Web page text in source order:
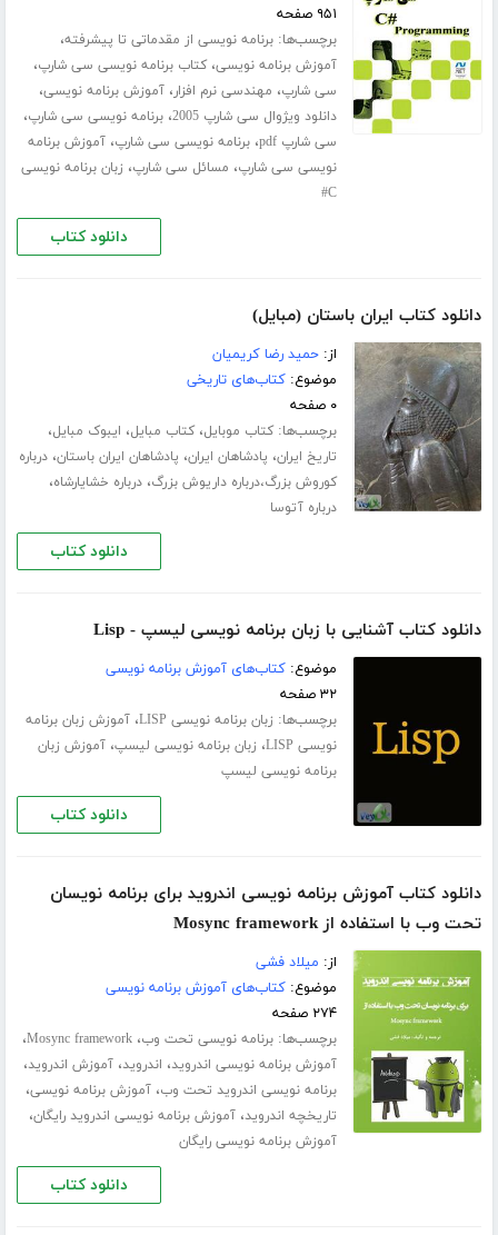
۹۵۱ صفحه
برچسب‌ها:برنامه نویسی از مقدماتی تا پیشرفته،
آموزش برنامه نویسی،کتاب برنامه نویسی سی شارپ،
سی شارپ، مهندسی نرم افزار،آموزش برنامه نویسی،
دانلود ویژوال سی شارپ 2005 ،برنامه نویسی سی شارپ،
سی شارپ pdf ،برنامه نویسی سی شارپ،آموزش برنامه
نویسی سی شارپ، مسائل سی شارپ، زبان برنامه نویسی
C#
دانلود کتاب
دانلود کتاب ایران باستان (مبایل)
از:حمید رضا کریمیان
موضوع:کتاب‌های تاریخی
۰ صفحه
برچسب‌ها:کتاب موبایل،کتاب مبایل، ایبوک مبایل،
تاریخ ایران، پادشاهان ایران، پادشاهان ایران باستان،درباره
کوروش بزرگ،درباره داریوش بزرگ،درباره خشایارشاه،
درباره آتوسا
دانلود کتاب
دانلود کتاب آشنایی با زبان برنامه نویسی لیسپ - Lisp
موضوع:کتاب‌های آموزش برنامه نویسی
۳۲ صفحه
برچسب‌ها: زبان برنامه نویسی LISP ،آموزش زبان برنامه
نویسی LISP
، زبان برنامه نویسی لیسپ،آموزش زبان
برنامه نویسی لیسپ
دانلود کتاب
دانلود کتاب آموزش برنامه نویسی اندروید برای برنامه نویسان
تحت وب با استفاده از Mosync framework
از: میلاد فشی
موضوع:کتاب‌های آموزش برنامه نویسی
۲۷۴ صفحه
برچسب‌ها:برنامه نویسی تحت وب،Mosync framework،
آموزش برنامه نویسی اندروید، اندروید،آموزش اندروید،
برنامه نویسی اندروید تحت وب،آموزش برنامه نویسی،
تاریخچه اندروید،آموزش برنامه نویسی اندروید رایگان،
آموزش برنامه نویسی رایگان
دانلود کتاب